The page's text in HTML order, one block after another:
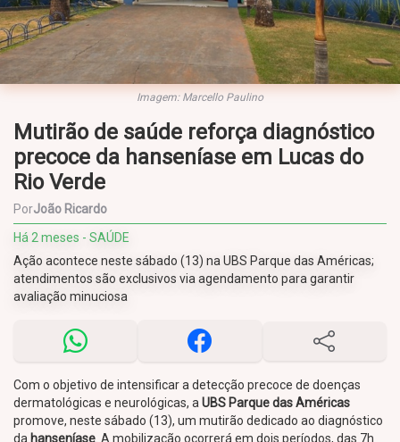
Imagem: Marcello Paulino
Mutirão de saúde reforça diagnóstico
precoce da hanseníase em Lucas do
Rio Verde
PorJoão Ricardo
Há 2 meses - SAÚDE
Ação acontece neste sábado (13) na UBS Parque das Américas;
atendimentos são exclusivos via agendamento para garantir
avaliação minuciosa
Com o objetivo de intensificar a detecção precoce de doenças
dermatológicas e neurológicas, a UBS Parque das Américas
promove, neste sábado (13), um mutirão dedicado ao diagnóstico
da hanseníase . A mobilização ocorrerá em dois períodos, das 7h